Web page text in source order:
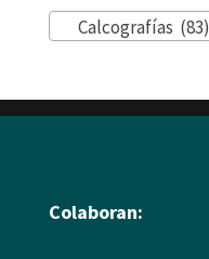
Calcografías (83)
Colaboran: